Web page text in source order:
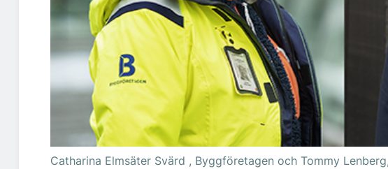
Catharina Elmsäter Svärd , Byggföretagen och Tommy